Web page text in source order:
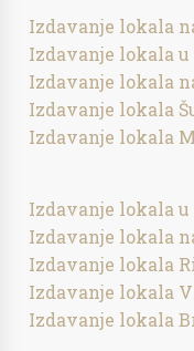
Izdavanje lokala
Izdavanje lokala
Izdavanje lokala
Izdavanje lokala
Izdavanje lokala
Izdavanje lokala u
Izdavanje lokala
Izdavanje lokala
Izdavanje lokala
Izdavanje lokala